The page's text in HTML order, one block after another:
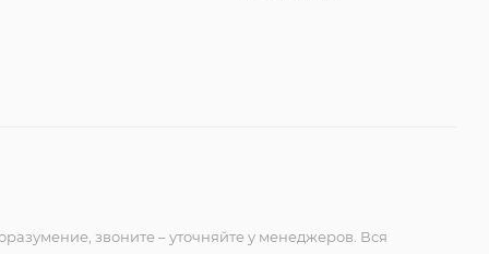
звоните – уточняйте у менеджеров. Вся